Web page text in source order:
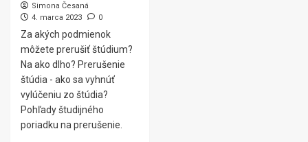
Simona Česaná
4. marca 2023
0
Za akých podmienok
môžete prerušiť štúdium?
Na ako dlho? Prerušenie
štúdia - ako sa vyhnúť
vylúčeniu zo štúdia?
Pohľady študijného
poriadku na prerušenie.